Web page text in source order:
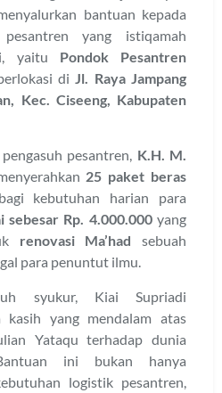
bantuan kepada
yang istiqamah
yaitu Pondok Pesantren
diJl. Raya Jampang
Kec. Ciseeng, Kabupaten
pesantren, K.H. M.
25 paket beras
kebutuhan harian para
sebesar Rp. 4.000.000yang
renovasi Ma’had sebuah
para penuntut ilmu.
syukur, Kiai Supriadi
kasih yang mendalam atas
Yataqu terhadap dunia
ini bukan hanya
logistik pesantren,